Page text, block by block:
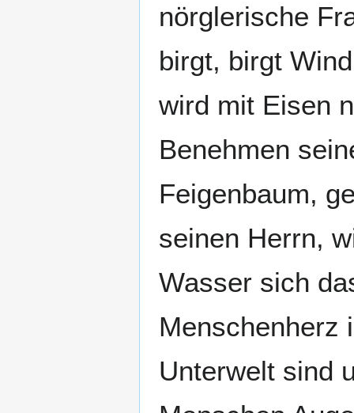
nörglerische
birgt, birgt
wird mit Eisen
Benehmen
Feigenbaum,
seinen Herrn,
Wasser sich
Menschenherz
Unterwelt sind